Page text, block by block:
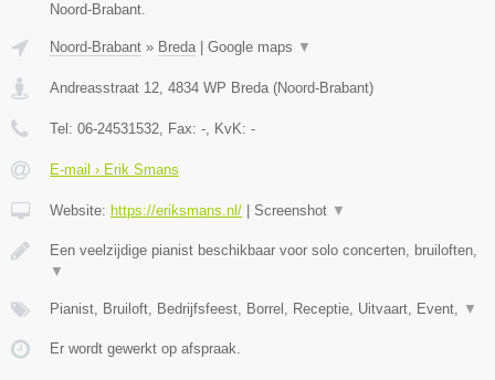
Noord-Brabant.
Noord-Brabant » Breda| Google maps ▼
Andreasstraat 12, 4834 WP Breda(Noord-Brabant)
Tel: 06-24531532, Fax: -, KvK: -
E-mail › Erik Smans
Website: https://eriksmans.nl/ Screenshot ▼
Een veelzijdige pianist beschikbaar voor solo concerten, bruiloften,
▼
Pianist, Bruiloft, Bedrijfsfeest, Borrel, Receptie, Uitvaart, Event, ▼
Er wordt gewerkt op afspraak.